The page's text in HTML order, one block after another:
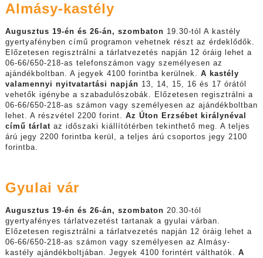
Almásy-kastély
Augusztus 19-én és 26-án, szombaton 19.30-tól A kastély
gyertyafényben című programon vehetnek részt az érdeklődők.
Előzetesen regisztrálni a tárlatvezetés napján 12 óráig lehet a
06-66/650-218-as telefonszámon vagy személyesen az
ajándékboltban. A jegyek 4100 forintba kerülnek. A kastély
valamennyi nyitvatartási napján 13, 14, 15, 16 és 17 órától
vehetők igénybe a szabadulószobák. Előzetesen regisztrálni a
06-66/650-218-as számon vagy személyesen az ajándékboltban
lehet. A részvétel 2200 forint. Az Úton Erzsébet királynéval
című tárlat az időszaki kiállítótérben tekinthető meg. A teljes
árú jegy 2200 forintba kerül, a teljes árú csoportos jegy 2100
forintba.
Gyulai vár
Augusztus 19-én és 26-án, szombaton 20.30-tól
gyertyafényes tárlatvezetést tartanak a gyulai várban.
Előzetesen regisztrálni a tárlatvezetés napján 12 óráig lehet a
06-66/650-218-as számon vagy személyesen az Almásy-
kastély ajándékboltjában. Jegyek 4100 forintért válthatók. A